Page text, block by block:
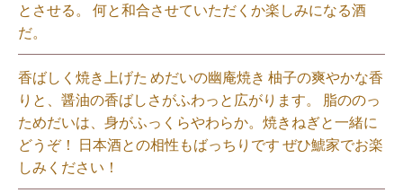
とさせる。 何と和合させていただくか楽しみになる酒
だ。⁡
香ばしく焼き上げた めだいの幽庵焼き 柚子の爽やかな香
りと、醤油の香ばしさがふわっと広がります。 脂ののっ
ためだいは、身がふっくらやわらか。焼きねぎと一緒に
どうぞ！ 日本酒との相性もばっちりです ぜひ鯱家でお楽
しみください！⁡